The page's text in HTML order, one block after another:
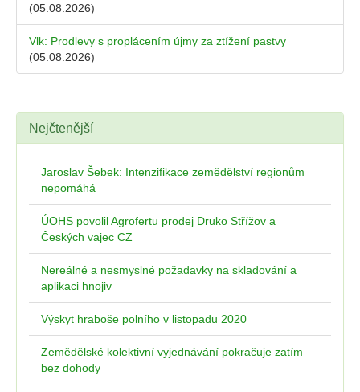
(05.08.2026)
Vlk: Prodlevy s proplácením újmy za ztížení pastvy
(05.08.2026)
Nejčtenější
Jaroslav Šebek: Intenzifikace zemědělství regionům
nepomáhá
ÚOHS povolil Agrofertu prodej Druko Střížov a
Českých vajec CZ
Nereálné a nesmyslné požadavky na skladování a
aplikaci hnojiv
Výskyt hraboše polního v listopadu 2020
Zemědělské kolektivní vyjednávání pokračuje zatím
bez dohody